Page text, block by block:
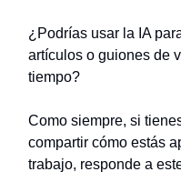
¿Podrías usar la IA
artículos o guiones de
tiempo?
Como siempre, si
compartir cómo estás
trabajo, responde a